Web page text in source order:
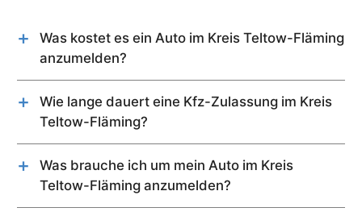
Was kostet es ein Auto im Kreis Teltow-Fläming
anzumelden?
Kurzfassung:
Die Kosten für die Anmeldung eines Autos im Kreis
Teltow-Fläming können bis zu 95,60 € betragen.
Wunschkennzeichen: 12,80 €*
2 x Autoschilder: 39,90 €
Wie lange dauert eine Kfz-Zulassung im Kreis
Teltow-Fläming?
Teltow-Fläming dauert ca. 2-3 h.
Was brauche ich um mein Auto im Kreis
Teltow-Fläming anzumelden?
Für die Zulassung eines Gebrauchtwagens im